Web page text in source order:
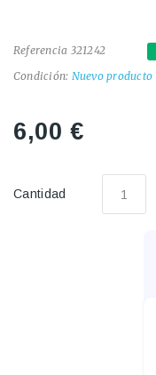
Referencia 321242
Condición: Nuevo producto
6,00 €
Cantidad